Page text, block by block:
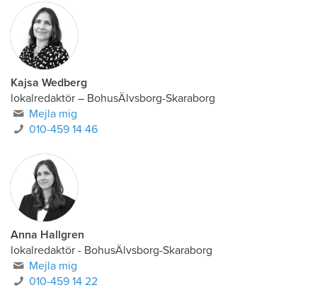
Kajsa Wedberg
lokalredaktör – BohusÄlvsborg-Skaraborg
Mejla mig
010-459 14 46
Anna Hallgren
lokalredaktör - BohusÄlvsborg-Skaraborg
Mejla mig
010-459 14 22